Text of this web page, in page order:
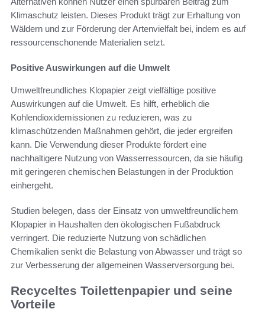
Klimaschutz leisten. Dieses Produkt trägt zur Erhaltung von
Wäldern und zur Förderung der Artenvielfalt bei, indem es auf
ressourcenschonende Materialien setzt.
Positive Auswirkungen auf die Umwelt
Umweltfreundliches Klopapier zeigt vielfältige positive
Auswirkungen auf die Umwelt. Es hilft, erheblich die
Kohlendioxidemissionen zu reduzieren, was zu
klimaschützenden Maßnahmen gehört, die jeder ergreifen
kann. Die Verwendung dieser Produkte fördert eine
nachhaltigere Nutzung von Wasserressourcen, da sie häufig
mit geringeren chemischen Belastungen in der Produktion
einhergeht.
Studien belegen, dass der Einsatz von umweltfreundlichem
Klopapier in Haushalten den ökologischen Fußabdruck
verringert. Die reduzierte Nutzung von schädlichen
Chemikalien senkt die Belastung von Abwasser und trägt so
zur Verbesserung der allgemeinen Wasserversorgung bei.
Recyceltes Toilettenpapier und seine
Vorteile